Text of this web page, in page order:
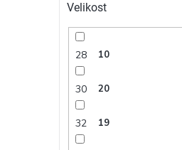
Velikost
28 10
30 20
32 19